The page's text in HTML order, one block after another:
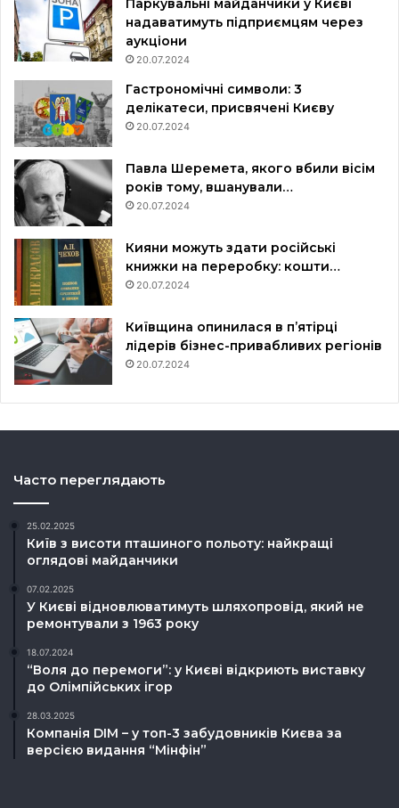
Паркувальні майданчики у Києві
надаватимуть підприємцям через
аукціони
20.07.2024
Гастрономічні символи: 3
делікатеси, присвячені Києву
20.07.2024
Павла Шеремета, якого вбили вісім
років тому, вшанували…
20.07.2024
Кияни можуть здати російські
книжки на переробку: кошти…
20.07.2024
Київщина опинилася в пʼятірці
лідерів бізнес-привабливих регіонів
20.07.2024
Часто переглядають
25.02.2025
Київ з висоти пташиного польоту: найкращі
оглядові майданчики
07.02.2025
У Києві відновлюватимуть шляхопровід, який не
ремонтували з 1963 року
18.07.2024
“Воля до перемоги”: у Києві відкриють виставку
до Олімпійських ігор
28.03.2025
Компанія DIM – у топ-3 забудовників Києва за
версією видання “Мінфін”